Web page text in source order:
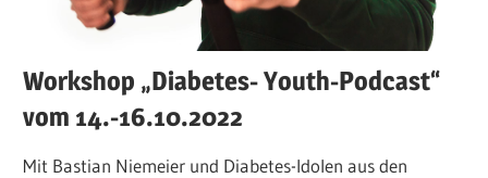
Workshop „Diabetes- Youth-Podcast“
vom 14.-16.10.2022
Mit Bastian Niemeier und Diabetes-Idolen aus den